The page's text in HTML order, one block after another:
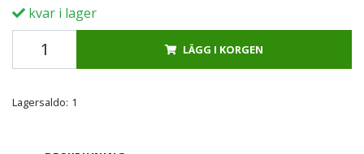
kvar i lager
LÄGG I KORGEN
Lagersaldo: 1